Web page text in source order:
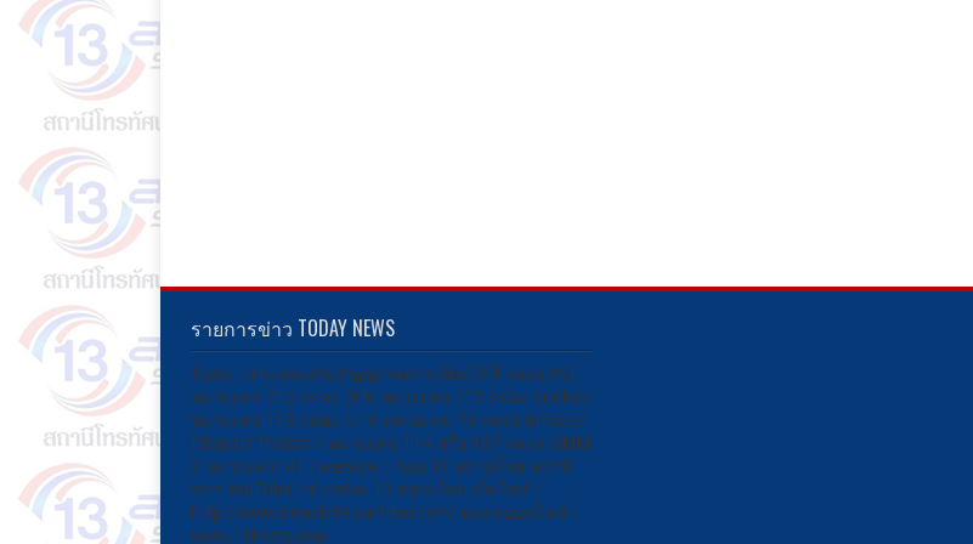
รายการข่าว TODAY NEWS
รับชม -ผ่านกล่องรับสัญญาณดาวเทียมได้ที่ กล่อง PSI
หมายเลข 212 กล่อง IPM หมายเลข 115 กล่อง Sunbox
หมายเลข 113 กล่อง DTV หมายเลข 79 กล่อง Infosat/
Ideasat/ Thaisat / หมายเลข 114 หรือ 167 กล่อง GMM
Z หมายเลข141 Facebook : ช่อง 13 สยามไทย สถานี
ข่าว YouTube : ข่าวช่อง 13 สยามไทย เว็บไซต์ :
http://www.newstv13siamthai.com/ ชมสดออนไลน์ :
www.13livetv.com